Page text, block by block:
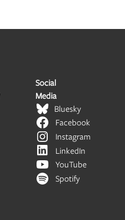
Social
Media
Bluesky
Facebook
Instagram
LinkedIn
YouTube
Spotify